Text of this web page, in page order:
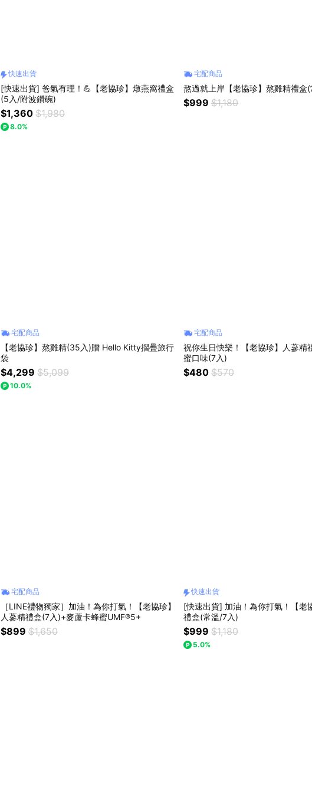
快速出貨
[快速出貨] 爸氣有理！💪【老協珍】燉燕窩禮盒
(5入/附波鑽碗)
$1,360 $1,980
8.0%
宅配商品
熬過就上岸【老協珍】熬雞精禮盒
$999 $1,180
宅配商品
【老協珍】熬雞精(35入)贈 Hello Kitty摺疊旅行
袋
$4,299 $5,099
10.0%
宅配商品
祝你生日快樂！【老協珍】人蔘精
蜜口味(7入)
$480 $570
宅配商品
［LINE禮物獨家］加油！為你打氣！【老協珍】
人蔘精禮盒(7入)+麥蘆卡蜂蜜UMF®5+
$899 $1,650
快速出貨
[快速出貨] 加油！為你打氣！【老協珍】熬雞精
禮盒(常溫/7入)
$999 $1,180
5.0%